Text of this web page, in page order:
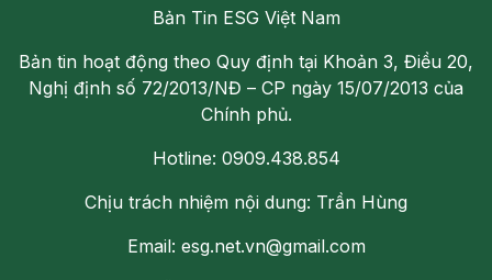
Bản Tin ESG Việt Nam
Bản tin hoạt động theo Quy định tại Khoản 3, Điều 20,
Nghị định số 72/2013/NĐ – CP ngày 15/07/2013 của
Chính phủ.
Hotline: 0909.438.854
Chịu trách nhiệm nội dung: Trần Hùng
Email: esg.net.vn@gmail.com